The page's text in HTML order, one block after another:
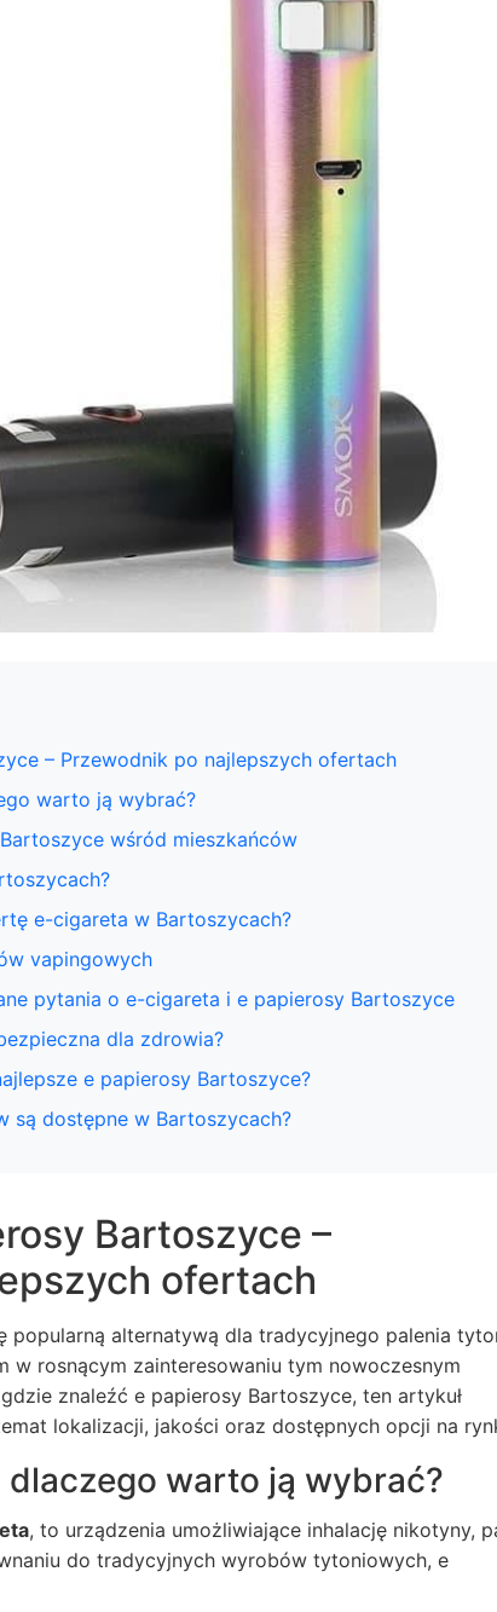
– Przewodnik po najlepszych ofertach
warto ją wybrać?
wśród mieszkańców
e-cigareta w Bartoszycach?
vapingowych
pytania o e-cigareta i e papierosy Bartoszyce
dla zdrowia?
e papierosy Bartoszyce?
są dostępne w Bartoszycach?
Bartoszyce –
ofertach
popularną alternatywą dla tradycyjnego palenia
w rosnącym zainteresowaniu tym nowoczesnym
znaleźć e papierosy Bartoszyce, ten artykuł
lokalizacji, jakości oraz dostępnych opcji na
dlaczego warto ją wybrać?
, to urządzenia umożliwiające inhalację nikotyny,
do tradycyjnych wyrobów tytoniowych, e